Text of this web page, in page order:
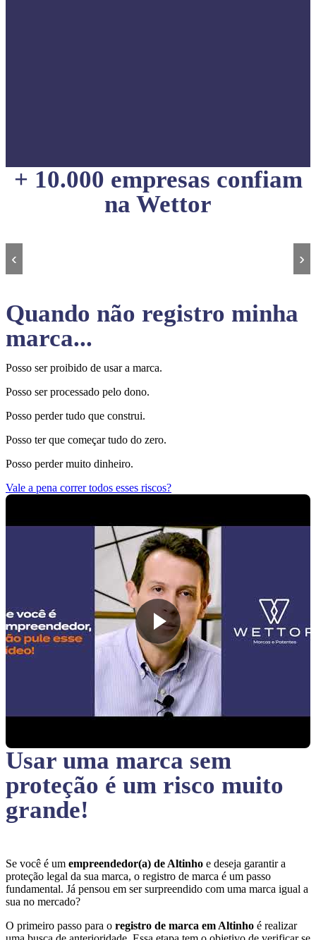
+ 10.000 empresas confiam
na Wettor
‹ ›
Quando não registro minha
marca...
Posso ser proibido de usar a marca.
Posso ser processado pelo dono.
Posso perder tudo que construi.
Posso ter que começar tudo do zero.
Posso perder muito dinheiro.
Vale a pena correr todos esses riscos?
Usar uma marca sem
proteção é um risco muito
grande!
Se você é um empreendedor(a) de Altinho e deseja garantir a
proteção legal da sua marca, o registro de marca é um passo
fundamental. Já pensou em ser surpreendido com uma marca igual a
sua no mercado?
O primeiro passo para o registro de marca em Altinho é realizar